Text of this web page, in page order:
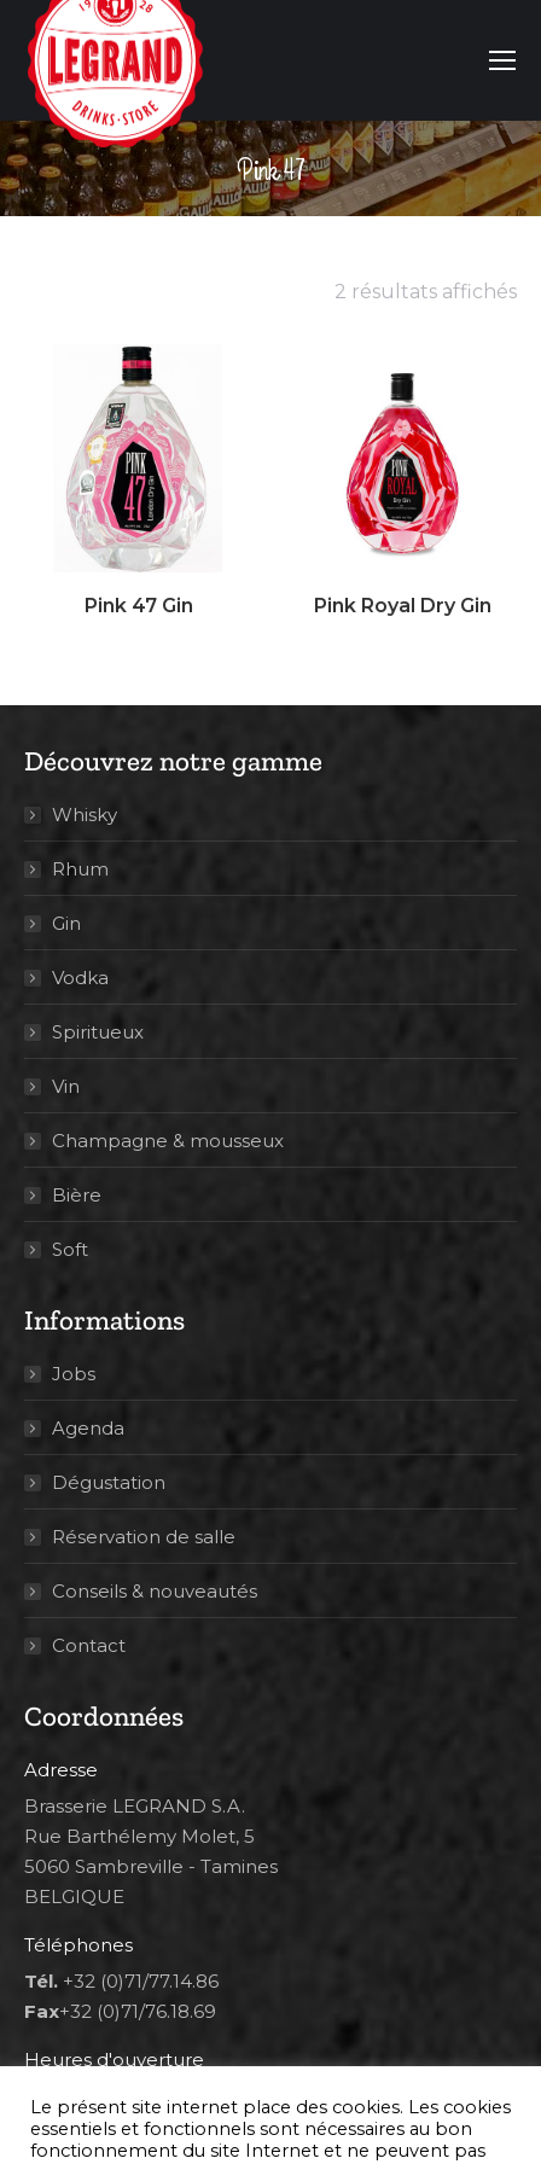
Pink 47
Vous êtes ici :
2 résultats affichés
Pink 47 Gin Pink Royal Dry Gin
Découvrez notre gamme
Whisky
Rhum
Gin
Vodka
Spiritueux
Vin
Champagne & mousseux
Bière
Soft
Informations
Jobs
Agenda
Dégustation
Réservation de salle
Conseils & nouveautés
Contact
Coordonnées
Adresse
Brasserie LEGRAND S.A.
Rue Barthélemy Molet, 5
5060 Sambreville - Tamines
BELGIQUE
Téléphones
Tél. +32 (0)71/77.14.86
Fax+32 (0)71/76.18.69
Heures d'ouverture
Lun 8h00-12h00 et 12h30-14h30
Mar au ven 8h00-12h00 et 12h30-17h00
Sam 9h00-16h00
Le présent site internet place des cookies. Les cookies
essentiels et fonctionnels sont nécessaires au bon
fonctionnement du site Internet et ne peuvent pas